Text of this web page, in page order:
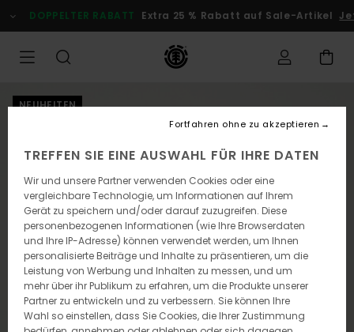
zur
Produktinformation
DOPPELTER RABATT Extra 25 % Rabatt auf Sale-Artikel
NEUHEITEN
TREFFEN SIE EINE AUSWAHL FÜR IHRE DATEN
Wir und unsere Partner verwenden Cookies oder eine
vergleichbare Technologie, um Informationen auf Ihrem
Gerät zu speichern und/oder darauf zuzugreifen. Diese
personenbezogenen Informationen (wie Ihre Browserdaten
und Ihre IP-Adresse) können verwendet werden, um Ihnen
personalisierte Beiträge und Inhalte zu präsentieren, um die
Leistung von Werbung und Inhalten zu messen, und um
mehr über ihr Publikum zu erfahren, um die Produkte unserer
Partner zu entwickeln und zu verbessern. Sie können Ihre
Wahl so einstellen, dass Sie Cookies, die Ihrer Zustimmung
Fortfahren ohne zu akzeptieren